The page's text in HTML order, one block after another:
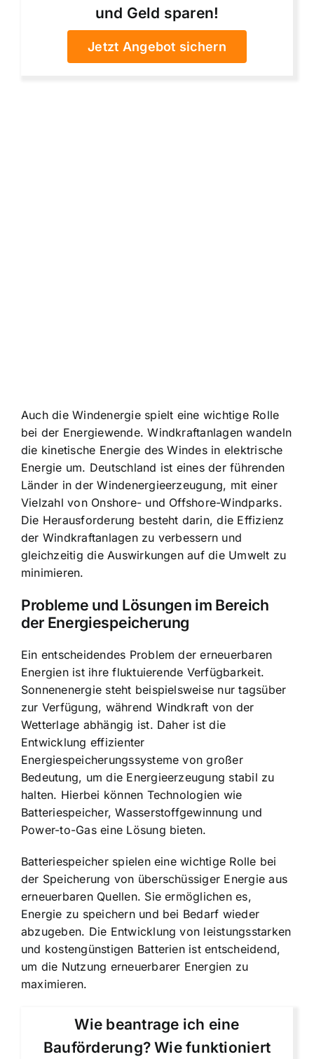
und Geld sparen!
Jetzt Angebot sichern
Auch die Windenergie spielt eine wichtige Rolle
bei der Energiewende. Windkraftanlagen wandeln
die kinetische Energie des Windes in elektrische
Energie um. Deutschland ist eines der führenden
Länder in der Windenergieerzeugung, mit einer
Vielzahl von Onshore- und Offshore-Windparks.
Die Herausforderung besteht darin, die Effizienz
der Windkraftanlagen zu verbessern und
gleichzeitig die Auswirkungen auf die Umwelt zu
minimieren.
Probleme und Lösungen im Bereich
der Energiespeicherung
Ein entscheidendes Problem der erneuerbaren
Energien ist ihre fluktuierende Verfügbarkeit.
Sonnenenergie steht beispielsweise nur tagsüber
zur Verfügung, während Windkraft von der
Wetterlage abhängig ist. Daher ist die
Entwicklung effizienter
Energiespeicherungssysteme von großer
Bedeutung, um die Energieerzeugung stabil zu
halten. Hierbei können Technologien wie
Batteriespeicher, Wasserstoffgewinnung und
Power-to-Gas eine Lösung bieten.
Batteriespeicher spielen eine wichtige Rolle bei
der Speicherung von überschüssiger Energie aus
erneuerbaren Quellen. Sie ermöglichen es,
Energie zu speichern und bei Bedarf wieder
abzugeben. Die Entwicklung von leistungsstarken
und kostengünstigen Batterien ist entscheidend,
um die Nutzung erneuerbarer Energien zu
maximieren.
Wie beantrage ich eine
Bauförderung? Wie funktioniert